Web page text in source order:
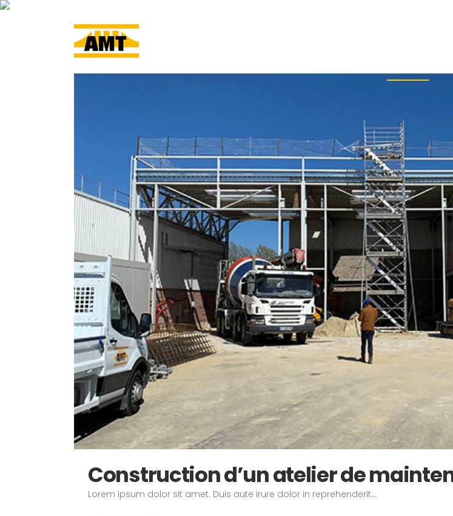
Construction d’un atelier de
Lorem ipsum dolor sit amet. Duis aute irure dolor in reprehenderit...